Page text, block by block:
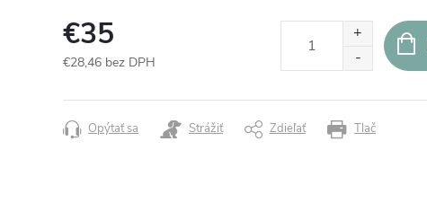
€35
€28,46 bez DPH
cena:
Tlač
Opýtať sa Strážiť Zdieľať